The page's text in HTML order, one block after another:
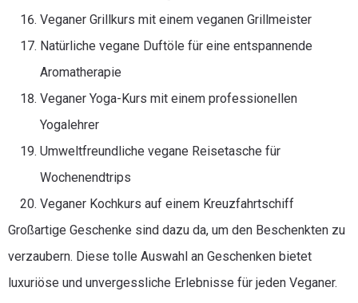
Veganer Grillkurs mit einem veganen Grillmeister
Natürliche vegane Duftöle für eine entspannende
Aromatherapie
Veganer Yoga-Kurs mit einem professionellen
Yogalehrer
Umweltfreundliche vegane Reisetasche für
Wochenendtrips
Veganer Kochkurs auf einem Kreuzfahrtschiff
Großartige Geschenke sind dazu da, um den Beschenkten zu
verzaubern. Diese tolle Auswahl an Geschenken bietet
luxuriöse und unvergessliche Erlebnisse für jeden Veganer.